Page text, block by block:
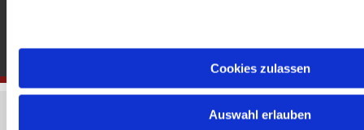
Cookies zulassen
Auswahl erlauben